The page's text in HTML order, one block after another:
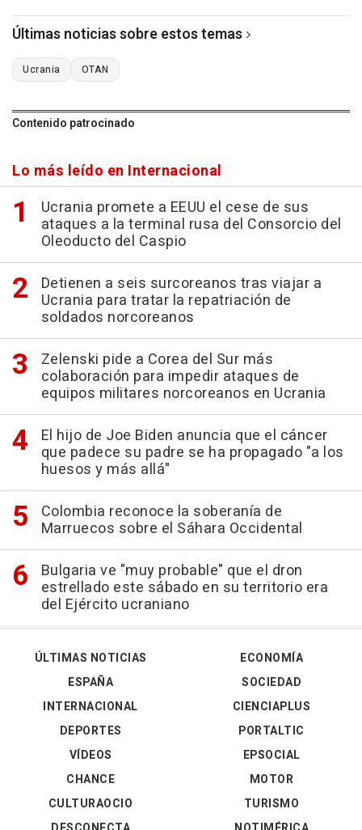
Últimas noticias sobre estos temas
Ucrania OTAN
Contenido patrocinado
Lo más leído en Internacional
Ucrania promete a EEUU el cese de sus
ataques a la terminal rusa del Consorcio del
Oleoducto del Caspio
Detienen a seis surcoreanos tras viajar a
Ucrania para tratar la repatriación de
soldados norcoreanos
Zelenski pide a Corea del Sur más
colaboración para impedir ataques de
equipos militares norcoreanos en Ucrania
El hijo de Joe Biden anuncia que el cáncer
que padece su padre se ha propagado "a los
huesos y más allá"
Colombia reconoce la soberanía de
Marruecos sobre el Sáhara Occidental
Bulgaria ve "muy probable" que el dron
estrellado este sábado en su territorio era
del Ejército ucraniano
ÚLTIMAS NOTICIAS
ESPAÑA
INTERNACIONAL
DEPORTES
VÍDEOS
ECONOMÍA
SOCIEDAD
CIENCIAPLUS
PORTALTIC
EPSOCIAL
CHANCE
CULTURAOCIO
MOTOR
TURISMO